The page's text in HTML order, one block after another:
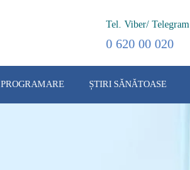
Tel. Viber/ Telegram
0 620 00 020
PROGRAMARE ȘTIRI SĂNĂTOASE